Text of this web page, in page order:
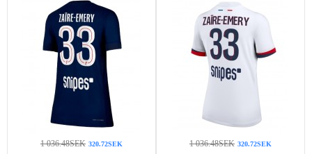
1 036.48SEK 320.72SEK 1 036.48SEK 320.72SEK